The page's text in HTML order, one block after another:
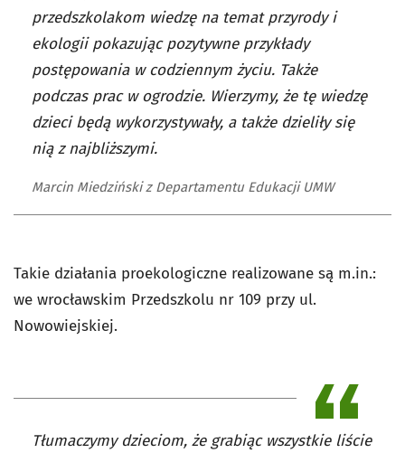
przedszkolakom wiedzę na temat przyrody i
ekologii pokazując pozytywne przykłady
postępowania w codziennym życiu. Także
podczas prac w ogrodzie. Wierzymy, że tę wiedzę
dzieci będą wykorzystywały, a także dzieliły się
nią z najbliższymi.
Marcin Miedziński z Departamentu Edukacji UMW
Takie działania proekologiczne realizowane są m.in.:
we wrocławskim Przedszkolu nr 109 przy ul.
Nowowiejskiej.
Tłumaczymy dzieciom, że grabiąc wszystkie liście